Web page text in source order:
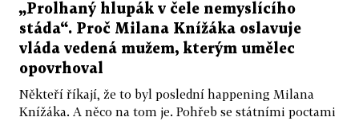
„Prolhaný hlupák v čele nemyslícího
stáda“. Proč Milana Knížáka oslavuje
vláda vedená mužem, kterým umělec
opovrhoval
Někteří říkají, že to byl poslední happening Milana
Knížáka. A něco na tom je. Pohřeb se státními poctami